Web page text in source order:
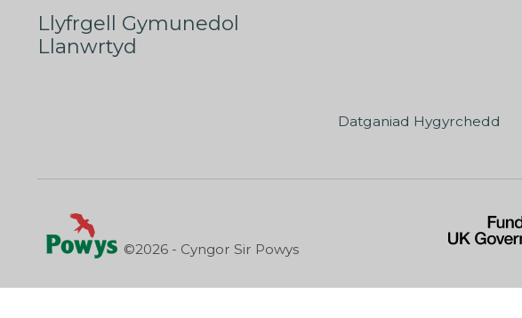
Llyfrgell Gymunedol
Llanwrtyd
Datganiad Hygyrchedd
©2026 - Cyngor Sir Powys